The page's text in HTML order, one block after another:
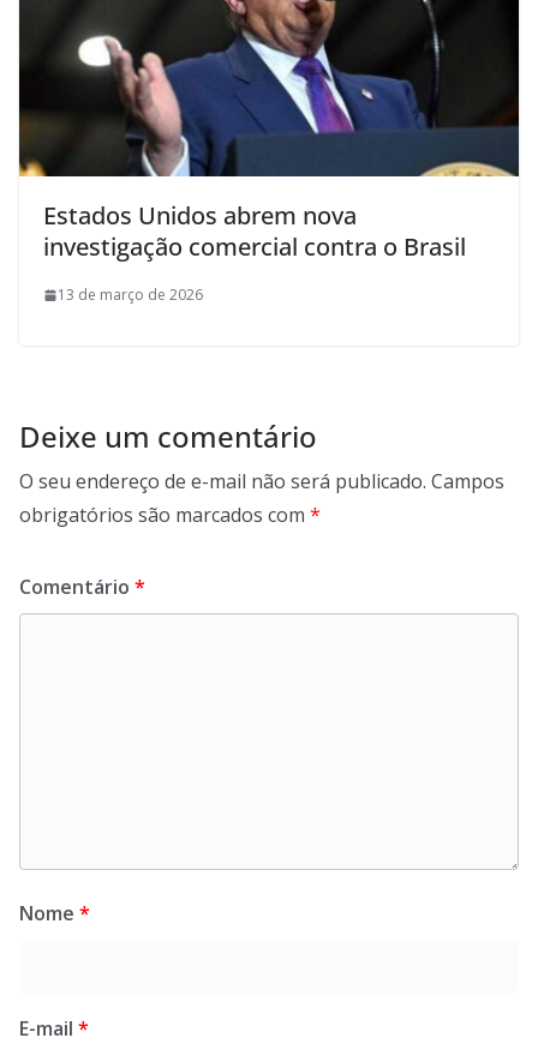
Estados Unidos abrem nova
investigação comercial contra o Brasil
13 de março de 2026
Deixe um comentário
O seu endereço de e-mail não será publicado. Campos
obrigatórios são marcados com *
Comentário *
Nome *
E-mail *